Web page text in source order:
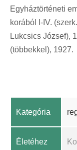
Egyháztörténeti
korából I-IV.
Lukcsics József),
(többekkel), 1927.
Kategória
Életéhez